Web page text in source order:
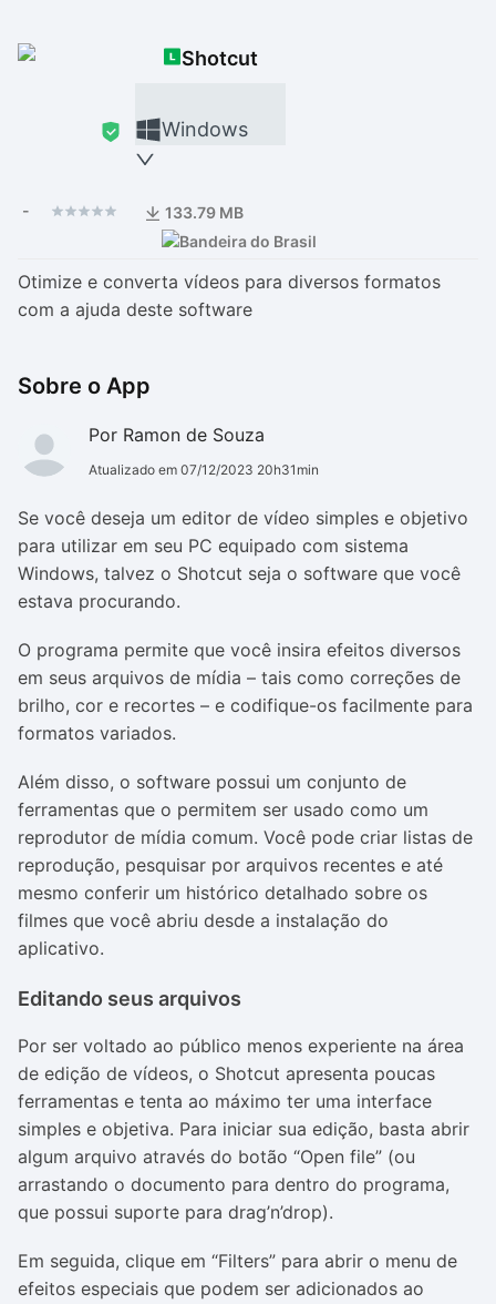
Shotcut
Windows
- 133.79 MB
Otimize e converta vídeos para diversos formatos
com a ajuda deste software
Sobre o App
Por Ramon de Souza
Atualizado em 07/12/2023 20h31min
Se você deseja um editor de vídeo simples e objetivo
para utilizar em seu PC equipado com sistema
Windows, talvez o Shotcut seja o software que você
estava procurando.
O programa permite que você insira efeitos diversos
em seus arquivos de mídia – tais como correções de
brilho, cor e recortes – e codifique-os facilmente para
formatos variados.
Além disso, o software possui um conjunto de
ferramentas que o permitem ser usado como um
reprodutor de mídia comum. Você pode criar listas de
reprodução, pesquisar por arquivos recentes e até
mesmo conferir um histórico detalhado sobre os
filmes que você abriu desde a instalação do
aplicativo.
Editando seus arquivos
Por ser voltado ao público menos experiente na área
de edição de vídeos, o Shotcut apresenta poucas
ferramentas e tenta ao máximo ter uma interface
simples e objetiva. Para iniciar sua edição, basta abrir
algum arquivo através do botão “Open file” (ou
arrastando o documento para dentro do programa,
que possui suporte para drag’n’drop).
Em seguida, clique em “Filters” para abrir o menu de
efeitos especiais que podem ser adicionados ao